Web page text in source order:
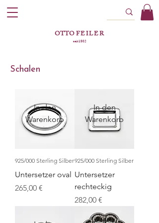
OTTOFEILER
seit 1802
Schalen
In den
Warenkorb
925/000 Sterling Silber
Untersetzer oval
Preis
265,00 €
In den
Warenkorb
925/000 Sterling Silber
Untersetzer
rechteckig
Preis
282,00 €